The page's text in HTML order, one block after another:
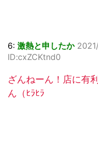
6: 激熱と申したか
ID:cxZCKtnd0
ざんねーん！店に有
ん（ﾋﾗﾋﾗ